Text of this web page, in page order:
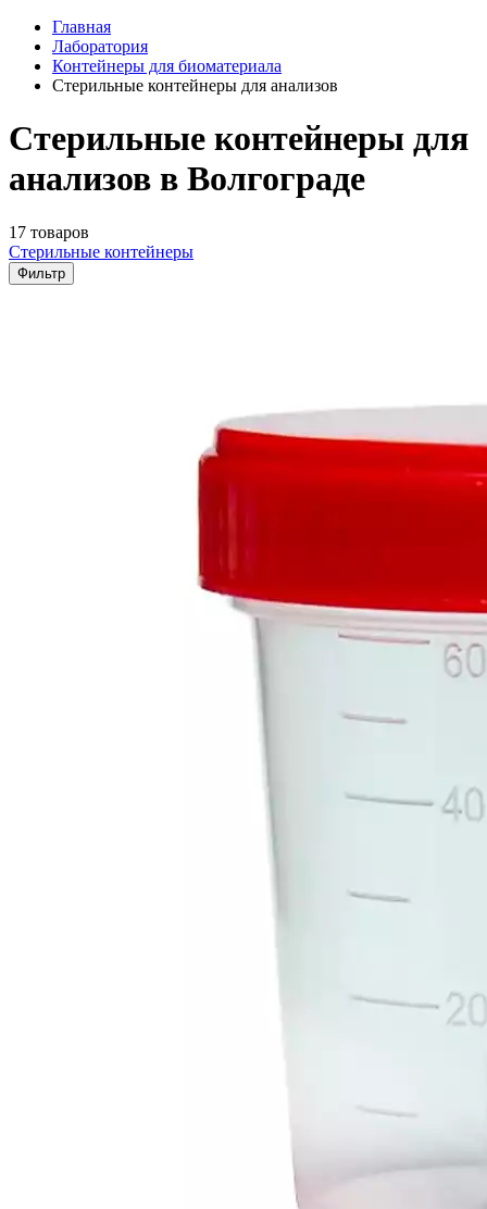
Главная
Лаборатория
Контейнеры для биоматериала
Стерильные контейнеры для анализов
Стерильные контейнеры для
анализов в Волгограде
17 товаров
Стерильные контейнеры
Фильтр